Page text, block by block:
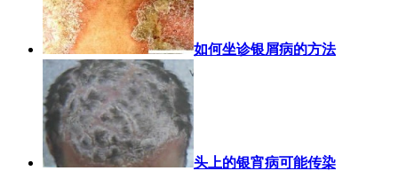
如何坐诊银屑病的方法
头上的银宵病可能传染